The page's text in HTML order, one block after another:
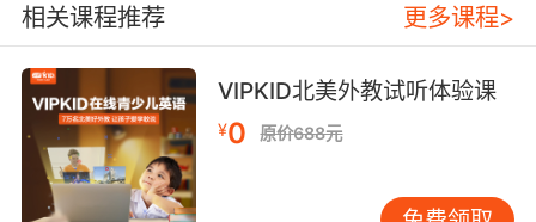
Do You See?》这类经典绘本，重复的句式有助
于孩子建立语言模式，也更易于跟读和记忆。 三
是主题要贴近孩子生活。涉及动物、家庭、朋
友、食物等主题的故事，孩子更容易产生共鸣。
若故事离他们的生活经验太远，理解起来就会困
难，兴趣自然难以维持。 针对不同年龄段，选择
重点可有所侧重：3-5岁的孩子更适合硬纸板书
相关课程推荐 更多课程>
VIPKID北美外教试听体验课
¥0 原价688元